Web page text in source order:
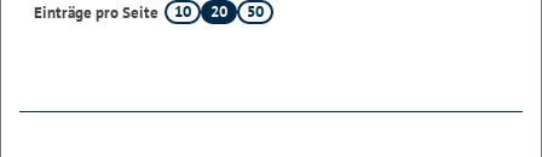
Einträge pro Seite
10 20 50